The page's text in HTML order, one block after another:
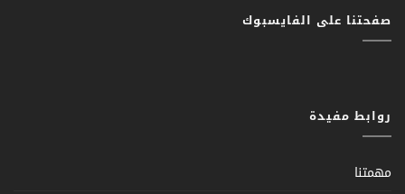
صفحتنا على الفايسبوك
روابط مفيدة
مهمتنا